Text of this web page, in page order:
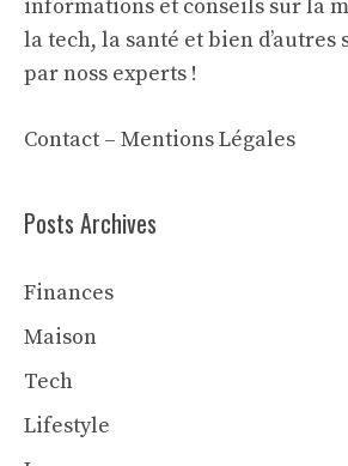
informations et conseils sur la
la tech, la santé et bien d’autres
par noss experts !
Contact – Mentions Légales
Posts Archives
Finances
Maison
Tech
Lifestyle